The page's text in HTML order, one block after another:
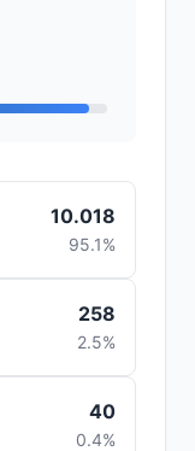
10.018
95.1%
258
2.5%
40
0.4%